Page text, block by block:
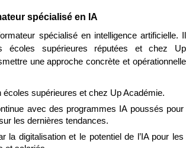
spécialisé en IA
spécialisé en intelligence artificielle. Il
écoles supérieures réputées et chez Up
une approche concrète et opérationnelle
écoles supérieures et chez Up Académie.
avec des programmes IA poussés pour
les dernières tendances.
la digitalisation et le potentiel de l’IA pour les